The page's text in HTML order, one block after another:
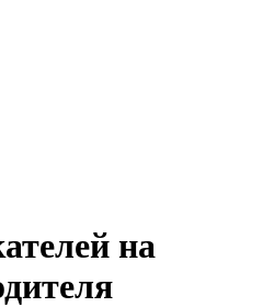
на